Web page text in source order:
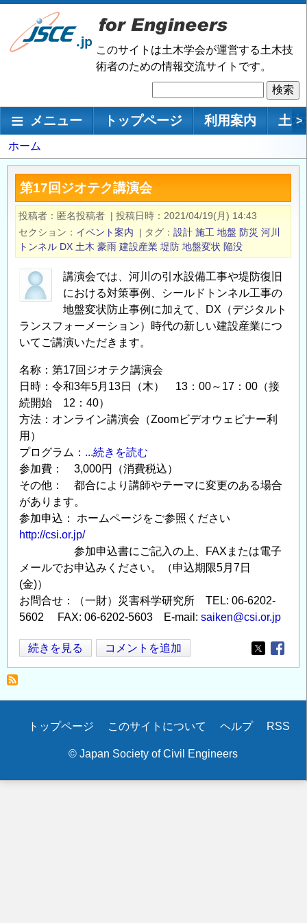
メ
ン
移
このサイトは土木学会が運営する土木技
術者のための情報交流サイトです。
索
メインナビゲーション
メニュー トップページ 利用案内 土 >
パ
ン
く
ず
ホーム
第17回ジオテク講演会
投稿者 匿名投稿者 | 投稿日時
2021/04/19(月) 14:43
セクション
イベント案内 | タグ 設計 施工 地盤 防災 河川
トンネル DX 土木 豪雨 建設産業 堤防 地盤変状 陥没
講演会では、河川の引水設備工事や堤防復旧
における対策事例、シールドトンネル工事の
地盤変状防止事例に加えて、DX（デジタルト
ランスフォーメーション）時代の新しい建設産業につ
いてご講演いただきます。
名称：第17回ジオテク講演会
日時：令和3年5月13日（木） 13：00～17：00（接
続開始 12：40）
方法：オンライン講演会（Zoomビデオウェビナー利
用）
プログラム： ...続きを読む
参加費： 3,000円（消費税込）
その他： 都合により講師やテーマに変更のある場合
があります。
参加申込： ホームページをご参照ください
http://csi.or.jp/
参加申込書にご記入の上、FAXまたは電子
メールでお申込みください。（申込期限5月7日
(金)）
お問合せ：（一財）災害科学研究所 TEL: 06-6202-
5602 FAX: 06-6202-5603 E-mail: saiken@csi.or.jp
第
17
ジ
テ
続きを見る コメントを追加
Opens in
Secondary
トップページ このサイトについて ヘルプ RSS
© Japan Society of Civil Engineers